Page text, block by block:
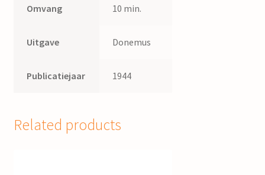
Omvang 10 min.
Uitgave Donemus
Publicatiejaar 1944
Related products